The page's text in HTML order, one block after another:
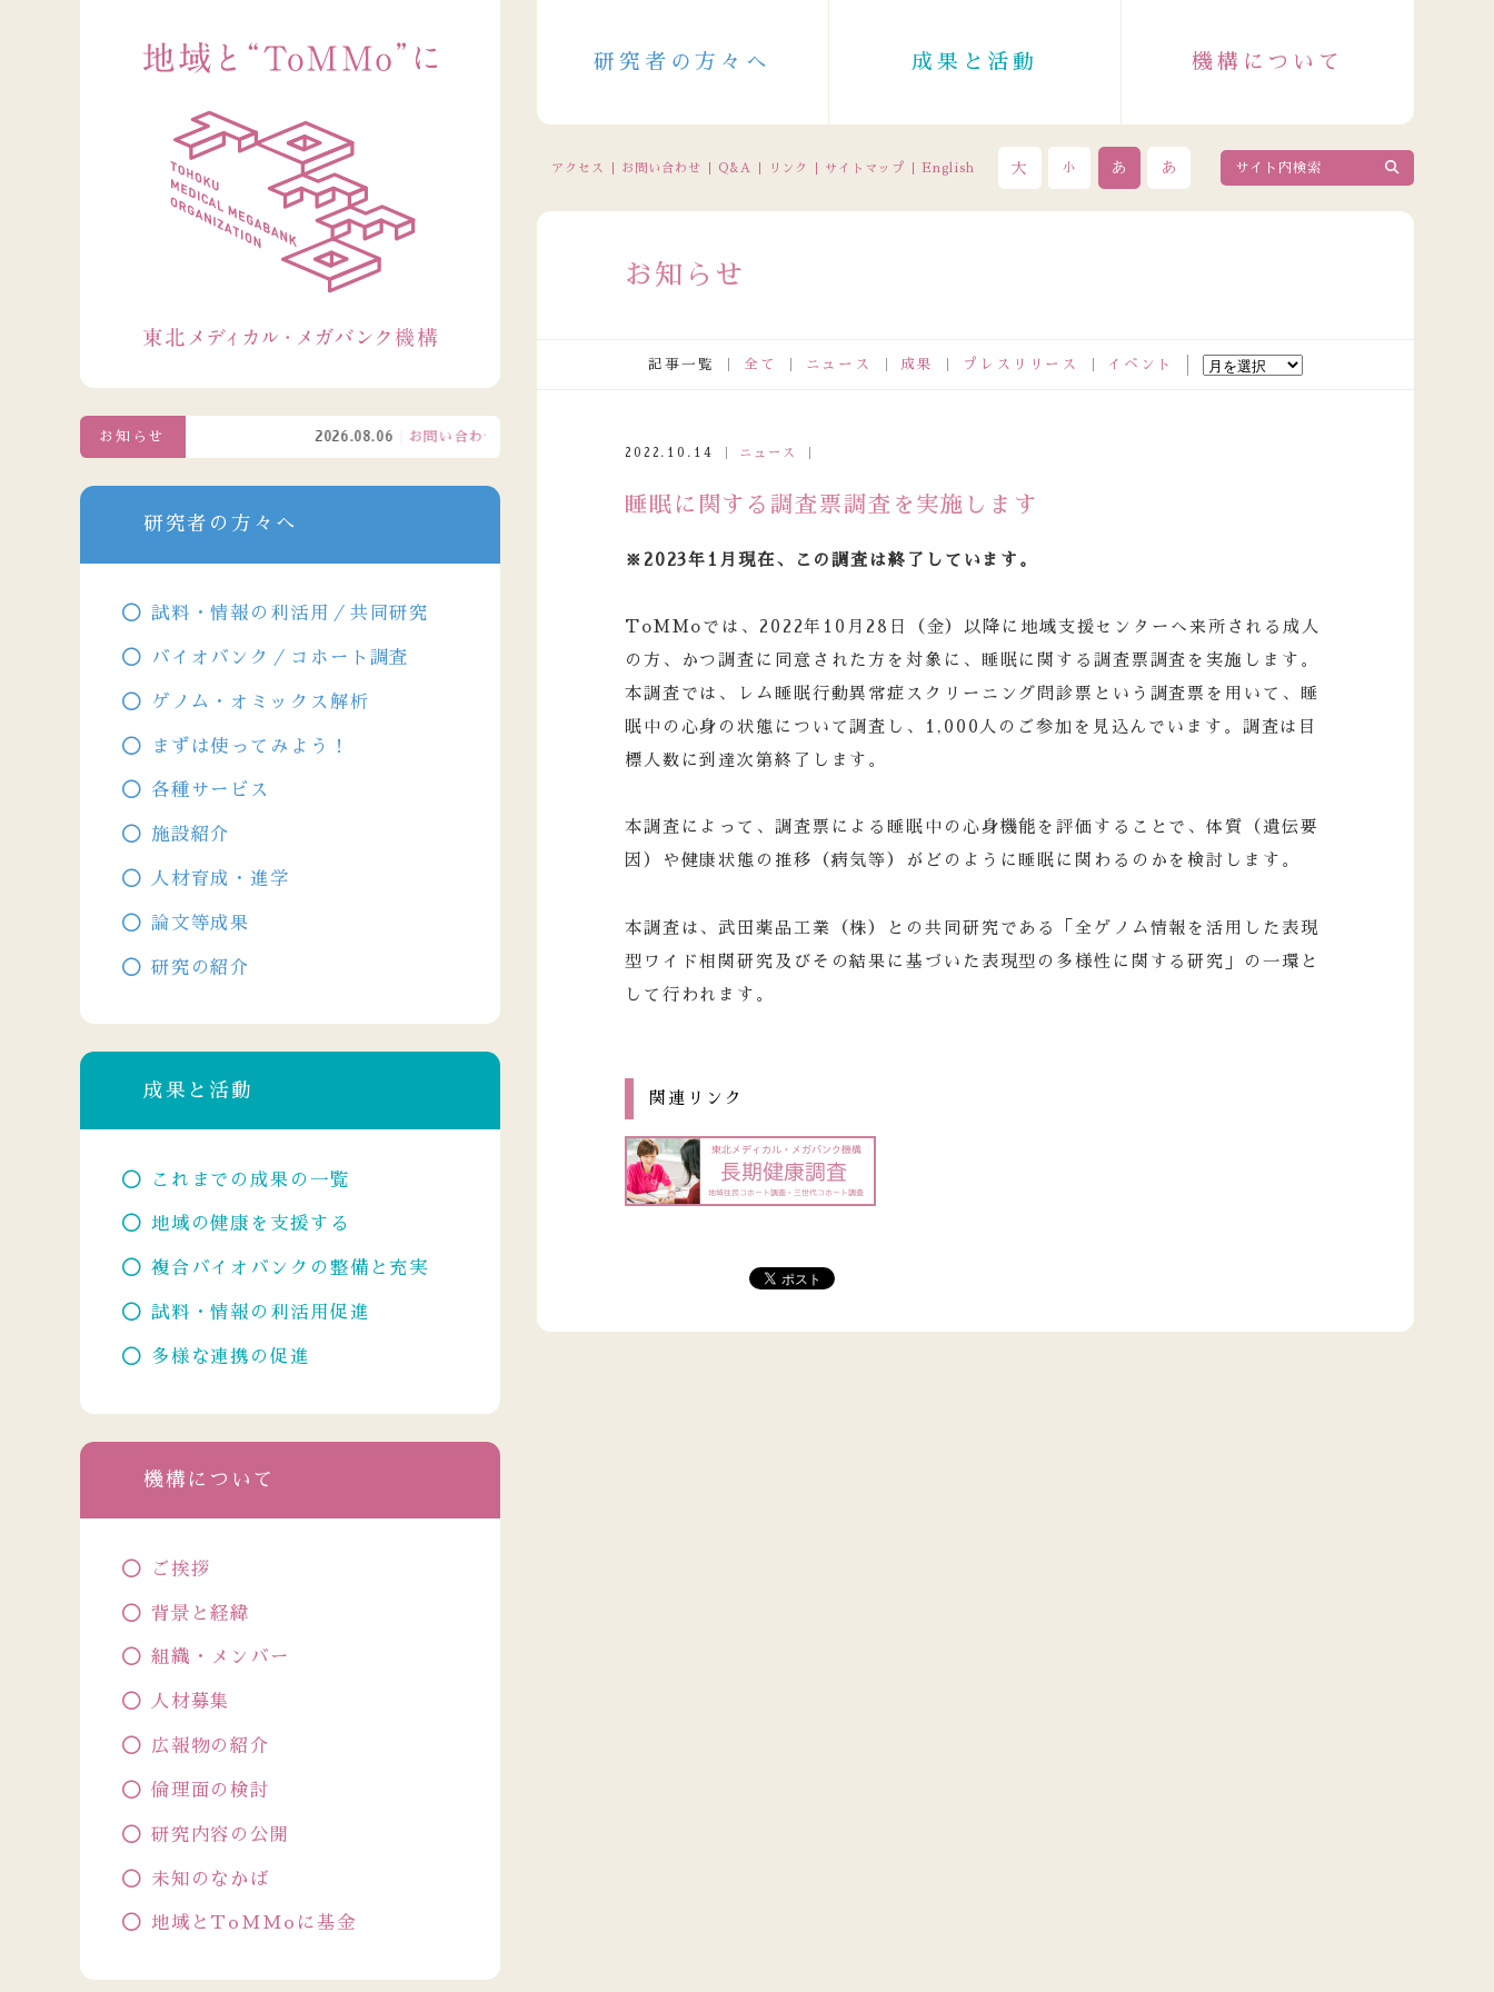
研究者の方々へ 成果と活動 機構について
アクセス お問い合わせ Q&A リンク サイトマップ English 大 小 あ あ
お知らせ
記事一覧 全て ニュース 成果 プレスリリース イベント
2022.10.14 ニュース
睡眠に関する調査票調査を実施します
※2023年1月現在、この調査は終了しています。
ToMMoでは、2022年10月28日（金）以降に地域支援センターへ来所される成人
の方、かつ調査に同意された方を対象に、睡眠に関する調査票調査を実施します。
本調査では、レム睡眠行動異常症スクリーニング問診票という調査票を用いて、睡
眠中の心身の状態について調査し、1,000人のご参加を見込んでいます。調査は目
標人数に到達次第終了します。
本調査によって、調査票による睡眠中の心身機能を評価することで、体質（遺伝要
因）や健康状態の推移（病気等）がどのように睡眠に関わるのかを検討します。
本調査は、武田薬品工業（株）との共同研究である「全ゲノム情報を活用した表現
型ワイド相関研究及びその結果に基づいた表現型の多様性に関する研究」の一環と
して行われます。
関連リンク
お知らせ 2026.08.06 お問い合わせ窓口電話受付の休止について（2026/8/11～8/16（一部8/10～））
研究者の方々へ
試料・情報の利活用／共同研究
バイオバンク／コホート調査
ゲノム・オミックス解析
まずは使ってみよう！
各種サービス
施設紹介
人材育成・進学
論文等成果
研究の紹介
成果と活動
これまでの成果の一覧
地域の健康を支援する
複合バイオバンクの整備と充実
試料・情報の利活用促進
多様な連携の促進
機構について
ご挨拶
背景と経緯
組織・メンバー
人材募集
広報物の紹介
倫理面の検討
研究内容の公開
未知のなかば
地域とToMMoに基金